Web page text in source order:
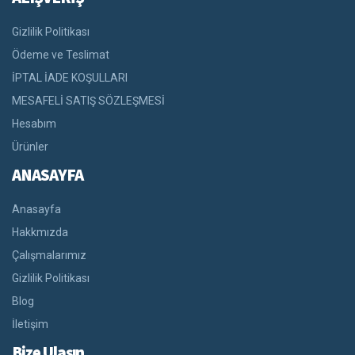
Gizlilik Politikası
Ödeme ve Teslimat
İPTAL İADE KOŞULLARI
MESAFELİ SATIŞ SÖZLEŞMESİ
Hesabım
Ürünler
ANASAYFA
Anasayfa
Hakkmızda
Çalışmalarımız
Gizlilik Politikası
Blog
İletişim